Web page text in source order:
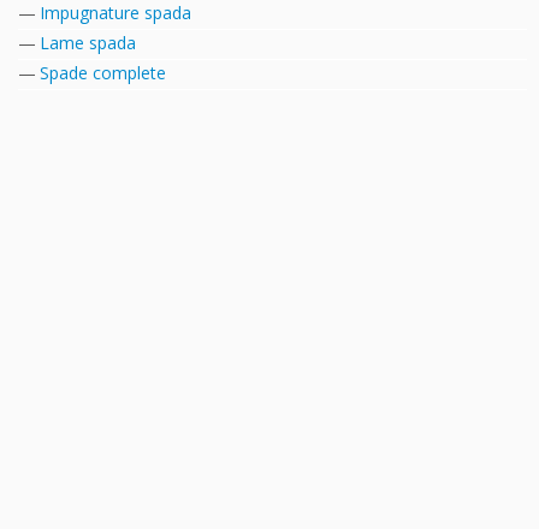
Impugnature spada
Lame spada
Spade complete